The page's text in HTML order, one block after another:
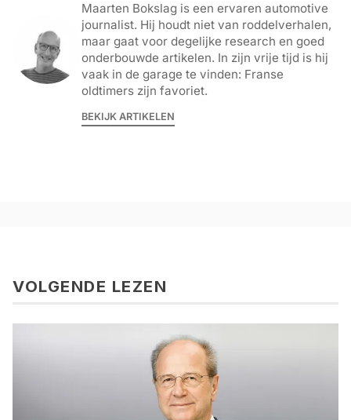
Maarten Bokslag is een ervaren automotive
journalist. Hij houdt niet van roddelverhalen,
maar gaat voor degelijke research en goed
onderbouwde artikelen. In zijn vrije tijd is hij
vaak in de garage te vinden: Franse
oldtimers zijn favoriet.
BEKIJK ARTIKELEN
VOLGENDE LEZEN